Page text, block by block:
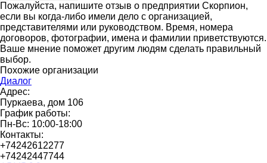
Пожалуйста, напишите отзыв о предприятии Скорпион,
если вы когда-либо имели дело с организацией,
представителями или руководством. Время, номера
договоров, фотографии, имена и фамилии приветствуются.
Ваше мнение поможет другим людям сделать правильный
выбор.
Похожие организации
Диалог
Адрес:
Пуркаева, дом 106
График работы:
Пн-Вс: 10:00-18:00
Контакты:
+74242612277
+74242447744